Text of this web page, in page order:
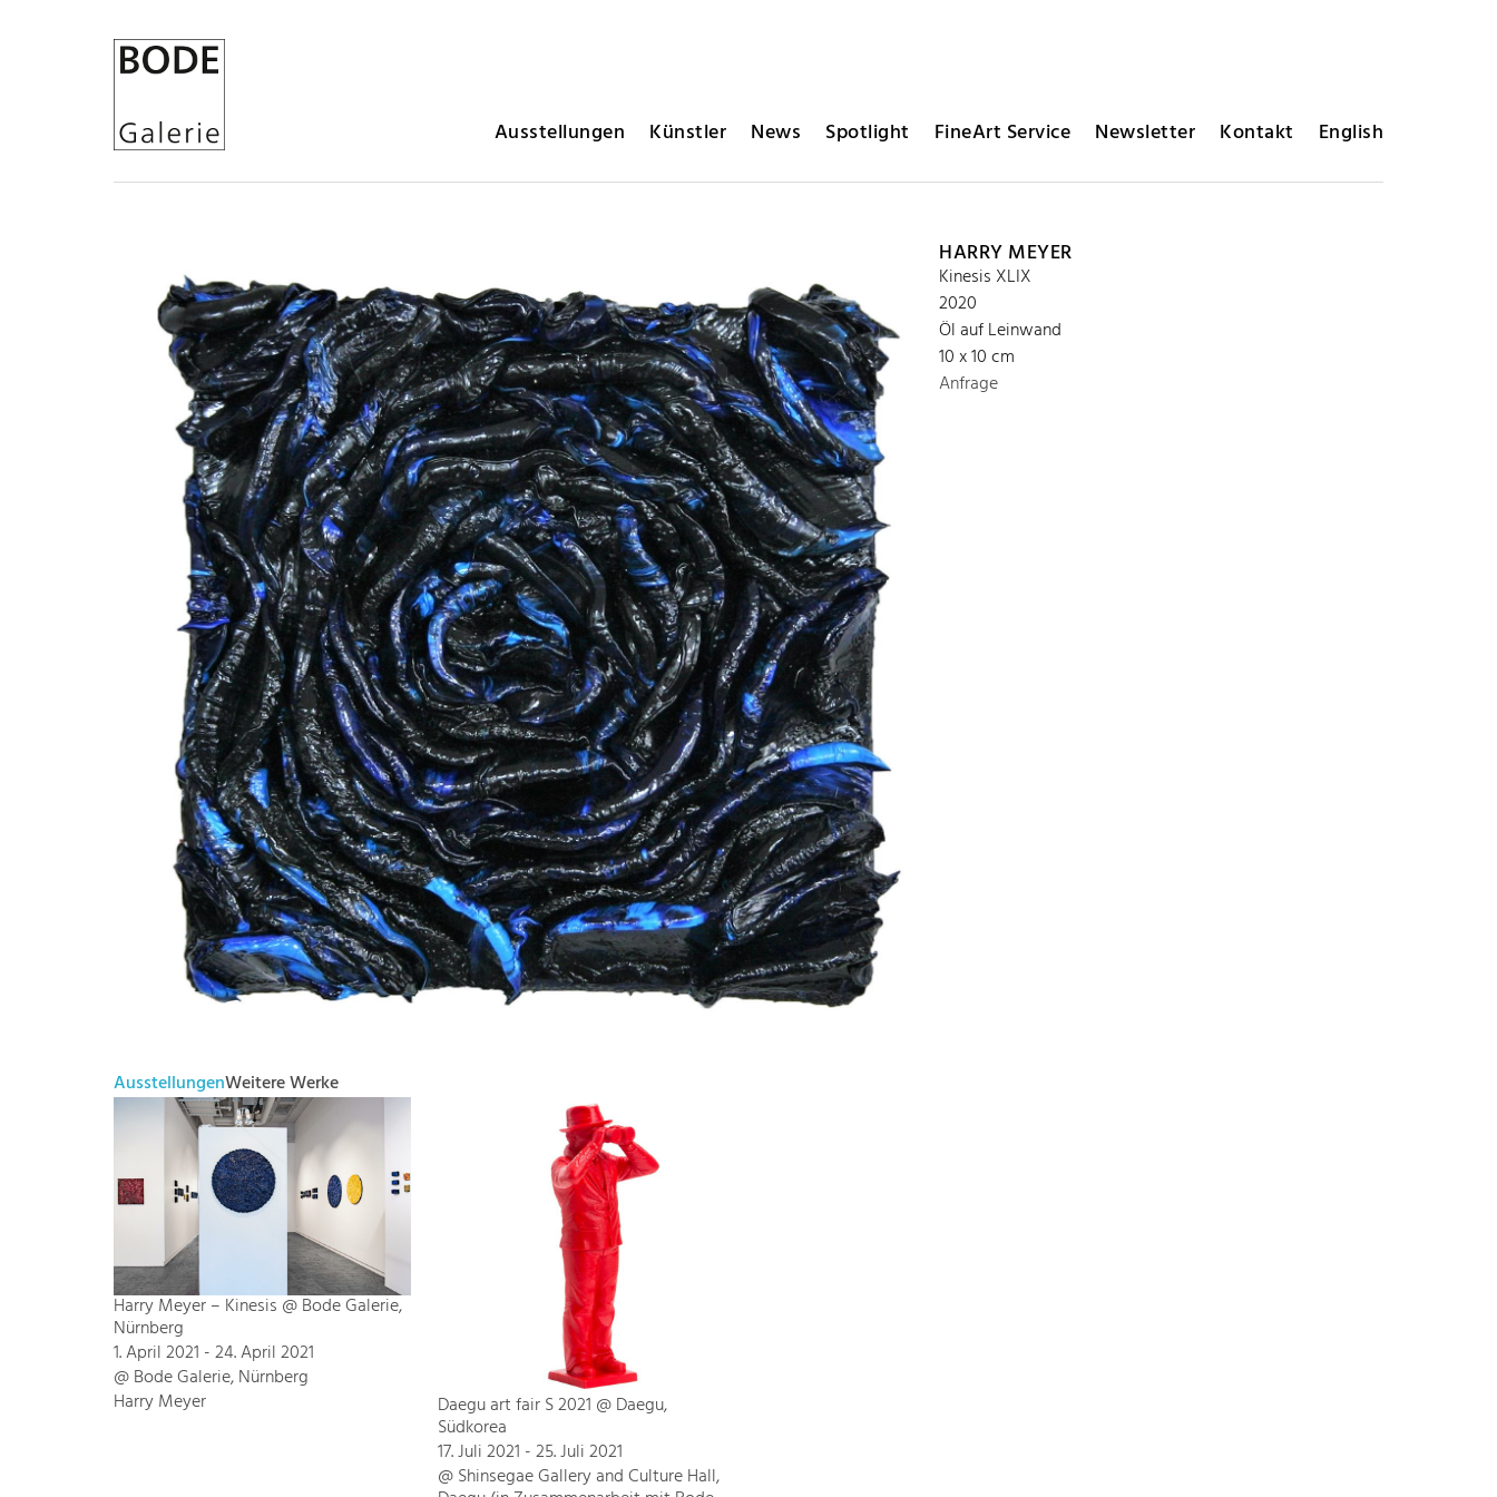
Ausstellungen Künstler News Spotlight FineArt Service Newsletter Kontakt English
HARRY MEYER
Kinesis XLIX
2020
Öl auf Leinwand
10 x 10 cm
Anfrage
AusstellungenWeitere Werke
Harry Meyer – Kinesis @ Bode Galerie,
Nürnberg
1. April 2021 - 24. April 2021
@ Bode Galerie, Nürnberg
Harry Meyer
Daegu art fair S 2021 @ Daegu,
Südkorea
17. Juli 2021 - 25. Juli 2021
@ Shinsegae Gallery and Culture Hall,